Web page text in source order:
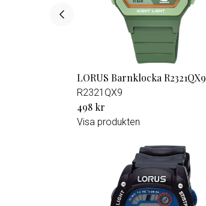
LORUS Barnklocka R2321QX9
R2321QX9
498 kr
Visa produkten